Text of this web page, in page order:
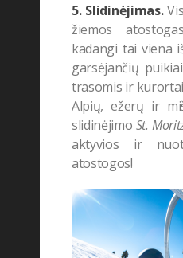
5. Slidinėjimas.
žiemos
kadangi tai viena
garsėjančių
trasomis ir
Alpių, ežerų ir
slidinėjimo St.
aktyvios ir
atostogos!